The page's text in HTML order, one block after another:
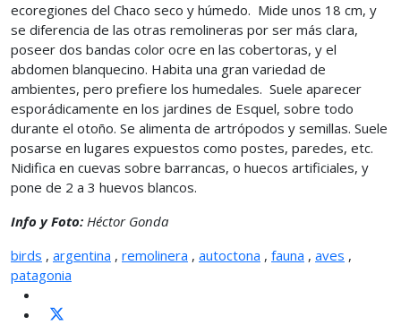
ecoregiones del Chaco seco y húmedo. Mide unos 18 cm, y
se diferencia de las otras remolineras por ser más clara,
poseer dos bandas color ocre en las cobertoras, y el
abdomen blanquecino. Habita una gran variedad de
ambientes, pero prefiere los humedales. Suele aparecer
esporádicamente en los jardines de Esquel, sobre todo
durante el otoño. Se alimenta de artrópodos y semillas. Suele
posarse en lugares expuestos como postes, paredes, etc.
Nidifica en cuevas sobre barrancas, o huecos artificiales, y
pone de 2 a 3 huevos blancos.
Info y Foto: Héctor Gonda
birds , argentina , remolinera , autoctona , fauna , aves ,
patagonia